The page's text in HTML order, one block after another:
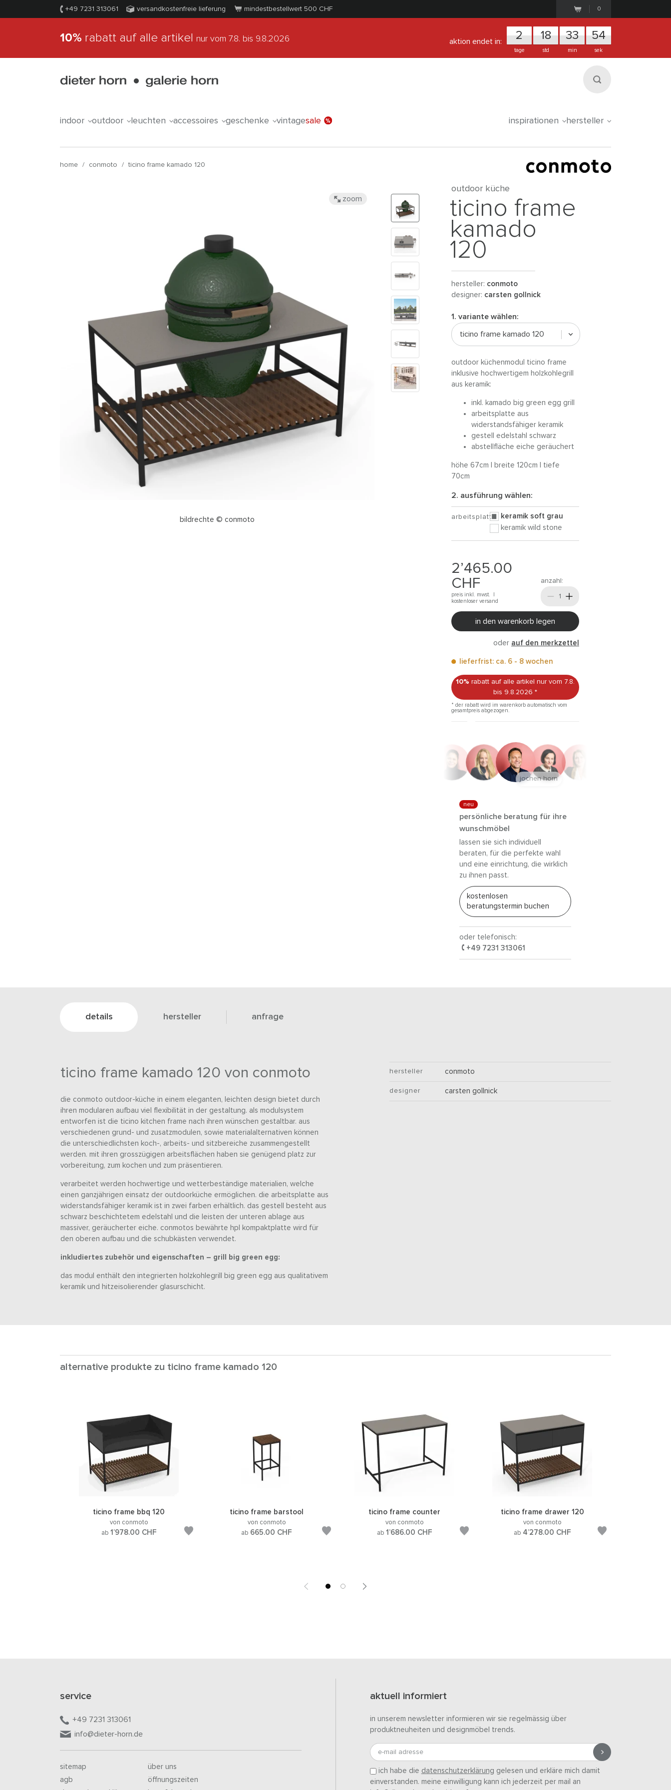
+49 7231 313061 versandkostenfreie lieferung mindestbestellwert 500 CHF 0
10% rabatt auf alle artikel nur vom 7.8. bis 9.8.2026 aktion endet in: 2
tage
18
std
33
min
53
sek
indoor outdoor leuchten accessoires geschenke vintagesale inspirationen hersteller
home / conmoto / ticino frame kamado 120
bildrechte © conmoto
zoom
outdoor küche
ticino frame
kamado
120
hersteller: conmoto
designer: carsten gollnick
1. variante wählen:
ticino frame kamado 120
outdoor küchenmodul ticino frame
inklusive hochwertigem holzkohlegrill
aus keramik:
inkl. kamado big green egg grill
arbeitsplatte aus
widerstandsfähiger keramik
gestell edelstahl schwarz
abstellfläche eiche geräuchert
höhe 67cm | breite 120cm | tiefe
70cm
2. ausführung wählen:
arbeitsplatte
keramik soft grau
keramik wild stone
2’465.00
CHF
preis inkl. mwst. |
kostenloser versand
anzahl:
in den warenkorb legen
oder auf den merkzettel
lieferfrist: ca. 6 - 8 wochen
10% rabatt auf alle artikel nur vom 7.8.
bis 9.8.2026 *
* der rabatt wird im warenkorb automatisch vom
gesamtpreis abgezogen.
neu
persönliche beratung für ihre
wunschmöbel
lassen sie sich individuell
beraten, für die perfekte wahl
und eine einrichtung, die wirklich
zu ihnen passt.
kostenlosen
beratungstermin buchen
oder telefonisch:
+49 7231 313061
jochen horn
details hersteller anfrage
ticino frame kamado 120 von conmoto
die conmoto outdoor-küche in einem eleganten, leichten design bietet durch
ihren modularen aufbau viel flexibilität in der gestaltung. als modulsystem
entworfen ist die ticino kitchen frame nach ihren wünschen gestaltbar. aus
verschiedenen grund- und zusatzmodulen, sowie materialalternativen können
die unterschiedlichsten koch-, arbeits- und sitzbereiche zusammengestellt
werden. mit ihren grosszügigen arbeitsflächen haben sie genügend platz zur
vorbereitung, zum kochen und zum präsentieren.
verarbeitet werden hochwertige und wetterbeständige materialien, welche
einen ganzjährigen einsatz der outdoorküche ermöglichen. die arbeitsplatte aus
widerstandsfähiger keramik ist in zwei farben erhältlich. das gestell besteht aus
schwarz beschichtetem edelstahl und die leisten der unteren ablage aus
massiver, geräucherter eiche. conmotos bewährte hpl kompaktplatte wird für
den oberen aufbau und die schubkästen verwendet.
inkludiertes zubehör und eigenschaften – grill big green egg:
das modul enthält den integrierten holzkohlegrill big green egg aus qualitativem
keramik und hitzeisolierender glasurschicht.
hersteller conmoto
designer carsten gollnick
alternative produkte zu ticino frame kamado 120
ticino frame bbq 120
von conmoto
ab 1’978.00 CHF
ticino frame barstool
von conmoto
ab 665.00 CHF
ticino frame counter
von conmoto
ab 1’686.00 CHF
ticino frame drawer 120
von conmoto
ab 4’278.00 CHF
service
+49 7231 313061
info@dieter-horn.de
sitemap
agb
über uns
öffnungszeiten
aktuell informiert
in unserem newsletter informieren wir sie regelmässig über
produktneuheiten und designmöbel trends.
e-mail adresse
ich habe die datenschutzerklärung gelesen und erkläre mich damit
einverstanden. meine einwilligung kann ich jederzeit per mail an